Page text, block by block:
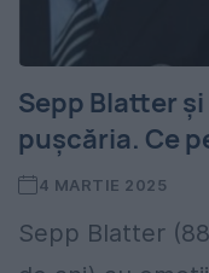
Sepp Blatter
pușcăria. Ce
4 MARTIE 2025
Sepp Blatter